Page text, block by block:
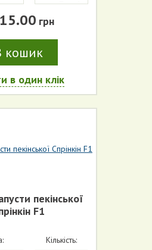
грн
кошик
в один клік
пекінської
F1
Кількість: